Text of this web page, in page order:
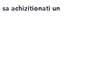
achizitionati un